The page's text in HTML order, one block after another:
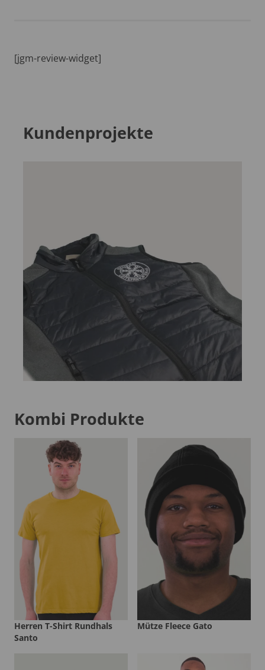
[jgm-review-widget]
Kundenprojekte
Kombi Produkte
Herren T-Shirt Rundhals
Santo
Mütze Fleece Gato